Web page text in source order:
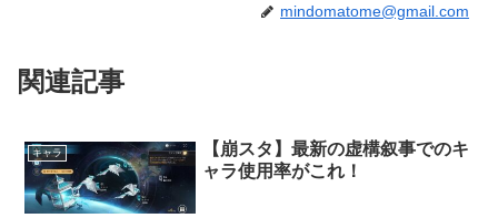
mindomatome@gmail.com
関連記事
キャラ
【崩スタ】最新の虚構叙事でのキ
ャラ使用率がこれ！